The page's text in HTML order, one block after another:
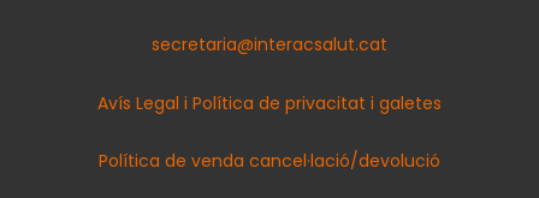
secretaria@interacsalut.cat
Avís Legal i Política de privacitat i galetes
Política de venda cancel·lació/devolució